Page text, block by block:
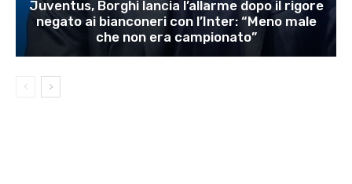
Juventus, Borghi lancia l’allarme dopo il rigore
negato ai bianconeri con l’Inter: “Meno male
che non era campionato”